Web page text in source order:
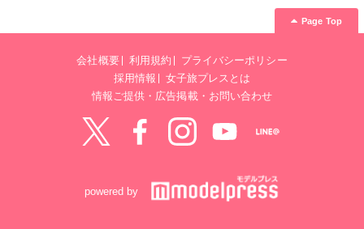
Page Top
会社概要 利用規約
プライバシーポリシー
採用情報
女子旅プレスとは
情報ご提供・広告掲載・お問い合わせ
powered by